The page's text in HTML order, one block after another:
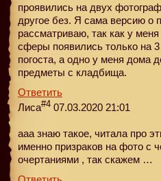
проявились на двух
другое без. Я сама версию о
рассматриваю, так как у
сферы появились только на
погоста, а одно у меня дома
предметы с кладбища.
Ответить
Лиса#4 07.03.2020 21:01
ааа знаю такое, читала про
именно призраков на фото с
очертаниями , так скажем …